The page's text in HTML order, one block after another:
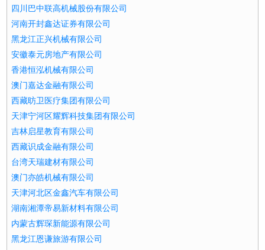
四川巴中联高机械股份有限公司
河南开封鑫达证券有限公司
黑龙江正兴机械有限公司
安徽泰元房地产有限公司
香港恒泓机械有限公司
澳门嘉达金融有限公司
西藏昉卫医疗集团有限公司
天津宁河区耀辉科技集团有限公司
吉林启星教育有限公司
西藏识成金融有限公司
台湾天瑞建材有限公司
澳门亦皓机械有限公司
天津河北区金鑫汽车有限公司
湖南湘潭帝易新材料有限公司
内蒙古辉琛新能源有限公司
黑龙江恩谦旅游有限公司